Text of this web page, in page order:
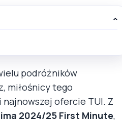
podróżników
miłośnicy tego
ofercie TUI. Z
2024/25 First Minute,